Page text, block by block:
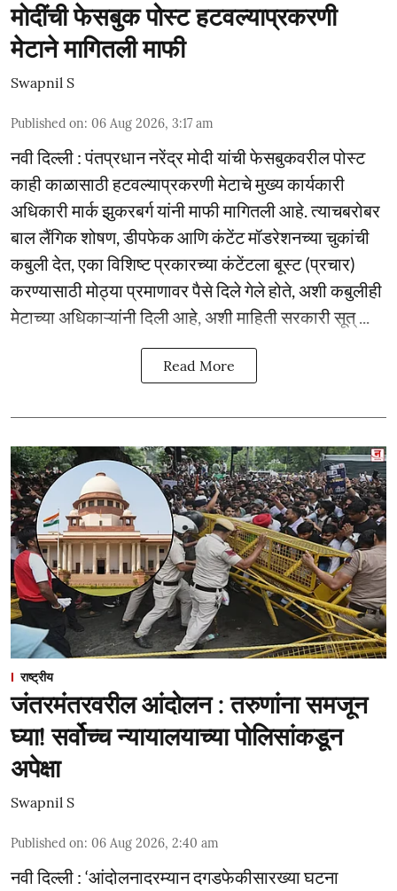
मोदींची फेसबुक पोस्ट हटवल्याप्रकरणी
मेटाने मागितली माफी
Swapnil S
Published on: 06 Aug 2026, 3:17 am
नवी दिल्ली : पंतप्रधान नरेंद्र मोदी यांची फेसबुकवरील पोस्ट
काही काळासाठी हटवल्याप्रकरणी मेटाचे मुख्य कार्यकारी
अधिकारी मार्क झुकरबर्ग यांनी माफी मागितली आहे. त्याचबरोबर
बाल लैंगिक शोषण, डीपफेक आणि कंटेंट मॉडरेशनच्या चुकांची
कबुली देत, एका विशिष्ट प्रकारच्या कंटेंटला बूस्ट (प्रचार)
करण्यासाठी मोठ्या प्रमाणावर पैसे दिले गेले होते, अशी कबुलीही
मेटाच्या अधिकाऱ्यांनी दिली आहे, अशी माहिती सरकारी सूत् ...
Read More
राष्ट्रीय
जंतरमंतरवरील आंदोलन : तरुणांना समजून
घ्या! सर्वोच्च न्यायालयाच्या पोलिसांकडून
अपेक्षा
Swapnil S
Published on: 06 Aug 2026, 2:40 am
नवी दिल्ली : ‘आंदोलनादरम्यान दगडफेकीसारख्या घटना